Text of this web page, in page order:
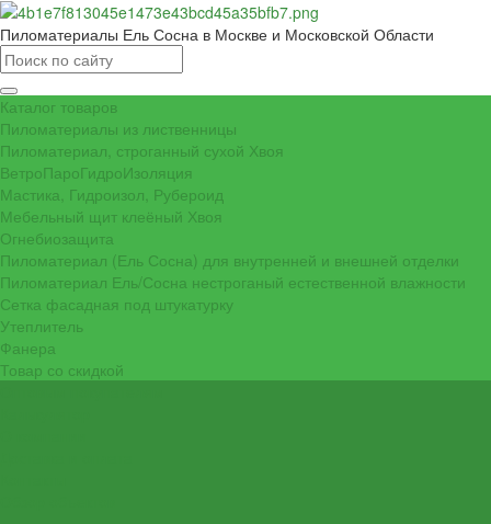
Пиломатериалы Ель Сосна в Москве и Московской Области
Каталог товаров
Пиломатериалы из лиственницы
Пиломатериал, строганный сухой Хвоя
ВетроПароГидроИзоляция
Мастика, Гидроизол, Рубероид
Мебельный щит клеёный Хвоя
Огнебиозащита
Пиломатериал (Ель Сосна) для внутренней и внешней отделки
Пиломатериал Ель/Сосна нестроганый естественной влажности
Сетка фасадная под штукатурку
Утеплитель
Фанера
Товар со скидкой